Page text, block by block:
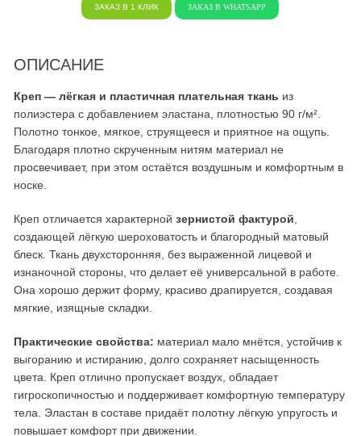
ЗАКАЗ В 1 КЛИК ЗАКАЗ В WHATSAPP
ОПИСАНИЕ
Креп — лёгкая и пластичная плательная ткань из
полиэстера с добавлением эластана, плотностью 90 г/м².
Полотно тонкое, мягкое, струящееся и приятное на ощупь.
Благодаря плотно скрученным нитям материал не
просвечивает, при этом остаётся воздушным и комфортным в
носке.
Креп отличается характерной зернистой фактурой,
создающей лёгкую шероховатость и благородный матовый
блеск. Ткань двухсторонняя, без выраженной лицевой и
изнаночной стороны, что делает её универсальной в работе.
Она хорошо держит форму, красиво драпируется, создавая
мягкие, изящные складки.
Практические свойства: материал мало мнётся, устойчив к
выгоранию и истиранию, долго сохраняет насыщенность
цвета. Креп отлично пропускает воздух, обладает
гигроскопичностью и поддерживает комфортную температуру
тела. Эластан в составе придаёт полотну лёгкую упругость и
повышает комфорт при движении.